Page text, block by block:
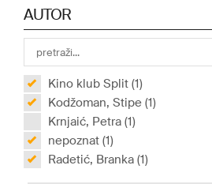
AUTOR
Kino klub Split (1)
Kodžoman, Stipe (1)
Krnjaić, Petra (1)
nepoznat (1)
Radetić, Branka (1)